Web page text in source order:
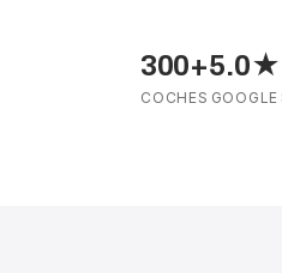
300+
COCHES
5.0★
GOOGLE